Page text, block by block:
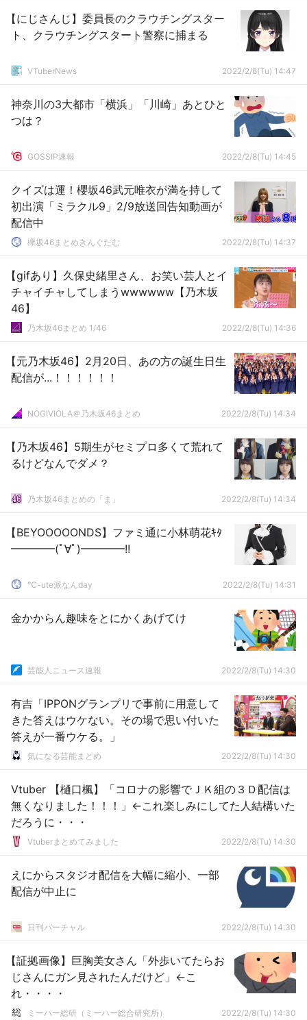
【にじさんじ】委員長のクラウチングスター
ト、クラウチングスタート警察に捕まる
VTuberNews 2022/2/8(Tu) 14:47
神奈川の3大都市「横浜」「川崎」あとひと
つは？
GOSSIP速報 2022/2/8(Tu) 14:45
クイズは運！櫻坂46武元唯衣が満を持して
初出演「ミラクル9」2/9放送回告知動画が
配信中
欅坂46まとめきんぐだむ 2022/2/8(Tu) 14:37
【gifあり】久保史緒里さん、お笑い芸人とイ
チャイチャしてしまうwwwwww【乃木坂
46】
乃木坂46まとめ 1/46 2022/2/8(Tu) 14:36
【元乃木坂46】2月20日、あの方の誕生日生
配信が...！！！！！！
NOGIVIOLA＠乃木坂46まとめ 2022/2/8(Tu) 14:34
【乃木坂46】5期生がセミプロ多くて荒れて
るけどなんでダメ？
乃木坂46まとめの「ま」 2022/2/8(Tu) 14:34
【BEYOOOOONDS】ファミ通に小林萌花ｷﾀ
━━━━(ﾟ∀ﾟ)━━━━!!
℃-ute派なんday 2022/2/8(Tu) 14:31
金かからん趣味をとにかくあげてけ
芸能人ニュース速報 2022/2/8(Tu) 14:30
有吉「IPPONグランプリで事前に用意して
きた答えはウケない。その場で思い付いた
答えが一番ウケる。」
気になる芸能まとめ 2022/2/8(Tu) 14:30
Vtuber 【樋口楓】「コロナの影響でＪＫ組の３Ｄ配信は
無くなりました！！！」←これ楽しみにしてた人結構いた
だろうに・・・
Vtuberまとめてみました 2022/2/8(Tu) 14:30
えにからスタジオ配信を大幅に縮小、一部
配信が中止に
日刊バーチャル 2022/2/8(Tu) 14:30
【証拠画像】巨胸美女さん「外歩いてたらお
じさんにガン見されたんだけど」←こ
れ・・・・
ミーハー総研（ミーハー総合研究所） 2022/2/8(Tu) 14:30